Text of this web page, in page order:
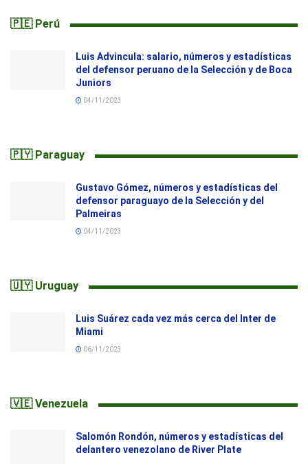
🇵🇪 Perú
Luis Advincula: salario, números y estadísticas
del defensor peruano de la Selección y de Boca
Juniors
04/11/2023
🇵🇾 Paraguay
Gustavo Gómez, números y estadísticas del
defensor paraguayo de la Selección y del
Palmeiras
04/11/2023
🇺🇾 Uruguay
Luis Suárez cada vez más cerca del Inter de
Miami
06/11/2023
🇻🇪 Venezuela
Salomón Rondón, números y estadísticas del
delantero venezolano de River Plate